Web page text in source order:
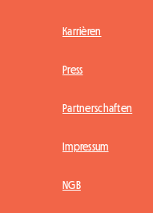
Karrièren
Press
Partnerschaften
Impressum
NGB